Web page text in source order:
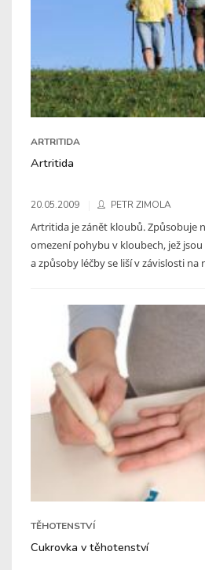
ARTRITIDA
Artritida
20.05.2009 PETR ZIMOLA
Artritida je zánět kloubů. Způsobuje
omezení pohybu v kloubech, jež jsou
a způsoby léčby se liší v závislosti na
TĚHOTENSTVÍ
Cukrovka v těhotenství